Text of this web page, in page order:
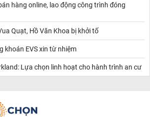
hàng online, lao động công trình đóng
Quạt, Hồ Văn Khoa bị khởi tố
khoán EVS xin từ nhiệm
Lựa chọn linh hoạt cho hành trình an cư